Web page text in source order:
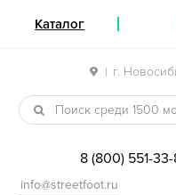
| г.
Перейти к навигации
Перейти к содержимому
8 (800) 551-
info@streetfoot.ru
Каталог